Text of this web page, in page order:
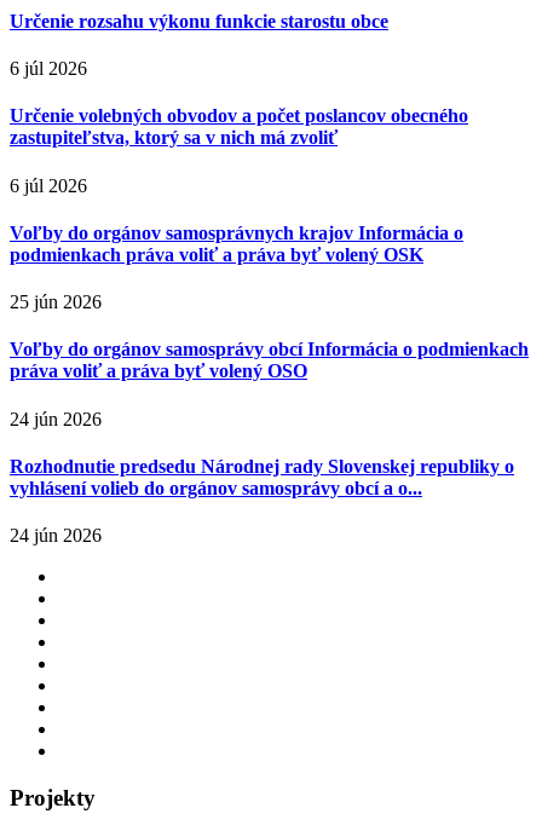
Určenie rozsahu výkonu funkcie starostu obce
6 júl 2026
Určenie volebných obvodov a počet poslancov obecného
zastupiteľstva, ktorý sa v nich má zvoliť
6 júl 2026
Voľby do orgánov samosprávnych krajov Informácia o
podmienkach práva voliť a práva byť volený OSK
25 jún 2026
Voľby do orgánov samosprávy obcí Informácia o podmienkach
práva voliť a práva byť volený OSO
24 jún 2026
Rozhodnutie predsedu Národnej rady Slovenskej republiky o
vyhlásení volieb do orgánov samosprávy obcí a o...
24 jún 2026
Projekty